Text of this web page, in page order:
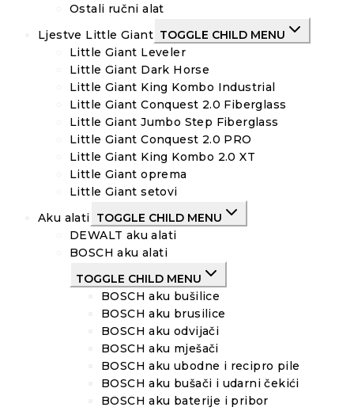
Ostali ručni alat
Ljestve Little Giant TOGGLE CHILD MENU
Little Giant Leveler
Little Giant Dark Horse
Little Giant King Kombo Industrial
Little Giant Conquest 2.0 Fiberglass
Little Giant Jumbo Step Fiberglass
Little Giant Conquest 2.0 PRO
Little Giant King Kombo 2.0 XT
Little Giant oprema
Little Giant setovi
Aku alati TOGGLE CHILD MENU
DEWALT aku alati
BOSCH aku alati
TOGGLE CHILD MENU
BOSCH aku bušilice
BOSCH aku brusilice
BOSCH aku odvijači
BOSCH aku mješači
BOSCH aku ubodne i recipro pile
BOSCH aku bušači i udarni čekići
BOSCH aku baterije i pribor